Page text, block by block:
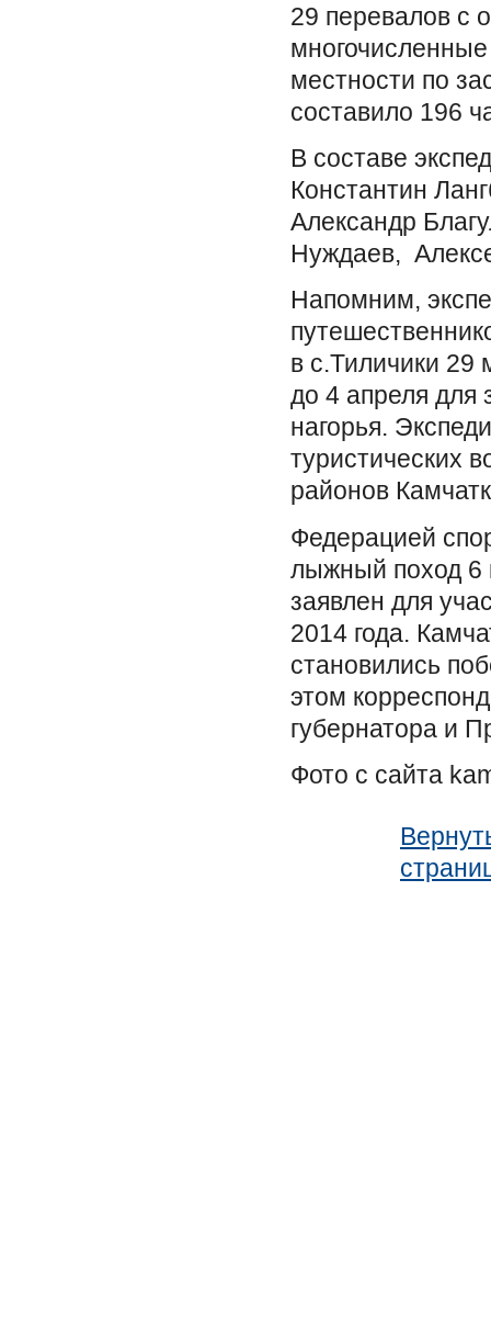
29 перевалов с
местности по
составило 196
В составе
Константин
Александр
Нуждаев,
Напомним,
в с.Тиличики 29
до 4 апреля для
нагорья.
туристических
районов
Федерацией
лыжный поход 6
заявлен для
2014 года.
становились
этом
губернатора и
Фото с сайта